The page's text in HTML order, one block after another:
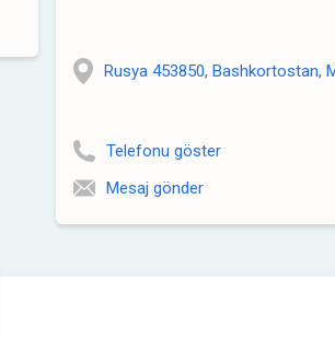
Rusya 453850, Bashkortostan,
Telefonu göster
Mesaj gönder